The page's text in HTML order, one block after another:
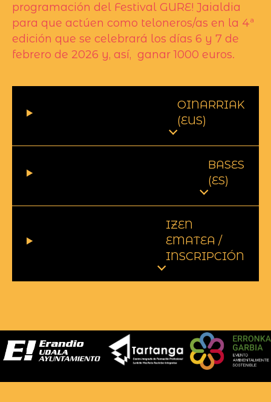
programación del Festival GURE! Jaialdia
para que actúen como teloneros/as en la 4ª
edición que se celebrará los días 6 y 7 de
febrero de 2026 y, así, ganar 1000 euros.
OINARRIAK
(EUS)
BASES
(ES)
IZEN
EMATEA /
INSCRIPCIÓN